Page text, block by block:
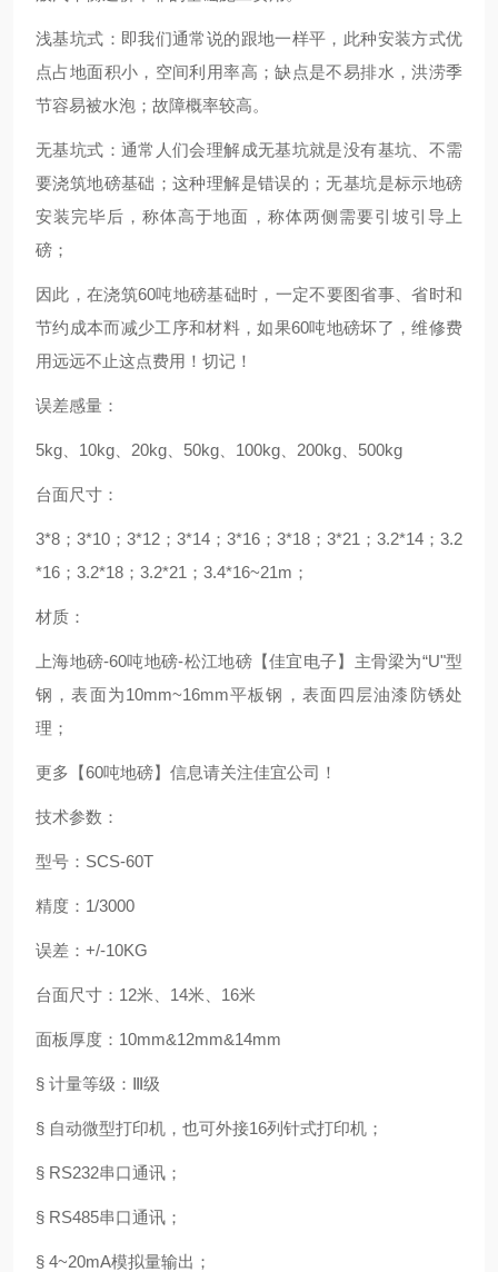
浅基坑式：即我们通常说的跟地一样平，此种安装方式优
点占地面积小，空间利用率高；缺点是不易排水，洪涝季
节容易被水泡；故障概率较高。
无基坑式：通常人们会理解成无基坑就是没有基坑、不需
要浇筑地磅基础；这种理解是错误的；无基坑是标示地磅
安装完毕后，称体高于地面，称体两侧需要引坡引导上
磅；
因此，在浇筑60吨地磅基础时，一定不要图省事、省时和
节约成本而减少工序和材料，如果60吨地磅坏了，维修费
用远远不止这点费用！切记！
误差感量：
5kg、10kg、20kg、50kg、100kg、200kg、500kg
台面尺寸：
3*8；3*10；3*12；3*14；3*16；3*18；3*21；3.2*14；3.2
*16；3.2*18；3.2*21；3.4*16~21m；
材质：
上海地磅-60吨地磅-松江地磅【佳宜电子】主骨梁为“U"型
钢，表面为10mm~16mm平板钢，表面四层油漆防锈处
理；
更多【60吨地磅】信息请关注佳宜公司！
技术参数：
型号：SCS-60T
精度：1/3000
误差：+/-10KG
台面尺寸：12米、14米、16米
面板厚度：10mm&12mm&14mm
§ 计量等级：Ⅲ级
§ 自动微型打印机，也可外接16列针式打印机；
§ RS232串口通讯；
§ RS485串口通讯；
§ 4~20mA模拟量输出；